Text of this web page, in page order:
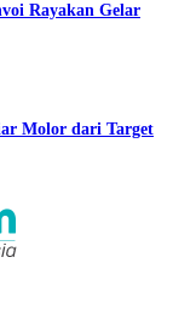
Rayakan Gelar
Molor dari Target